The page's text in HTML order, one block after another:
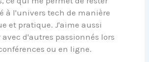
à l'univers tech de manière
et pratique. J'aime aussi
d'autres passionnés lors
ou en ligne.